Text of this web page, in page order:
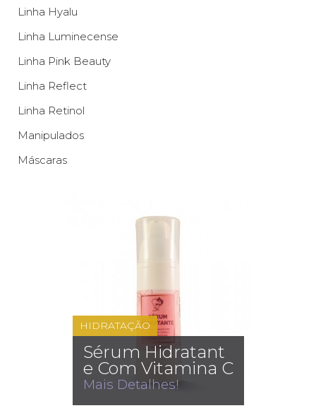
Linha Hyalu
Linha Luminecense
Linha Pink Beauty
Linha Reflect
Linha Retinol
Manipulados
Máscaras
HIDRATAÇÃO
Sérum Hidratant
e Com Vitamina C
Mais Detalhes!